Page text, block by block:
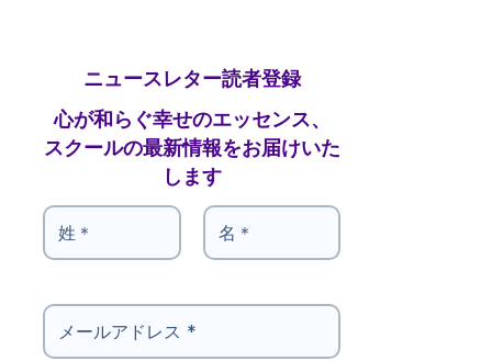
ニュースレター読者登録
心が和らぐ幸せのエッセンス、
スクールの最新情報をお届けいた
します